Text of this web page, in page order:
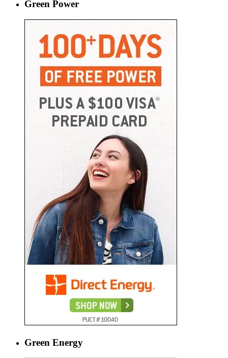
Green Power
Green Energy